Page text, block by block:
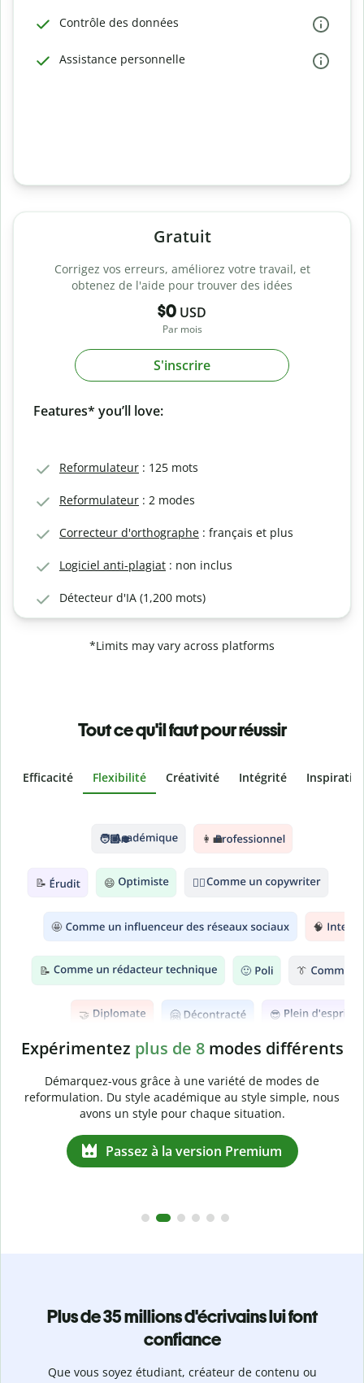
Contrôle des données
Assistance personnelle
Gratuit
Corrigez vos erreurs, améliorez votre travail, et
obtenez de l'aide pour trouver des idées
$0 USD
Par mois
S'inscrire
Features* you’ll love:
Reformulateur : 125 mots
Reformulateur : 2 modes
Correcteur d'orthographe : français et plus
Logiciel anti-plagiat : non inclus
Détecteur d'IA (1,200 mots)
*Limits may vary across platforms
Tout ce qu'il faut pour réussir
Efficacité Flexibilité Créativité Intégrité
Expérimentez plus de 8 modes différents
Démarquez-vous grâce à une variété de modes de
reformulation. Du style académique au style simple, nous
avons un style pour chaque situation.
Passez à la version Premium
Plus de 35 millions d'écrivains lui font
confiance
Que vous soyez étudiant, créateur de contenu ou